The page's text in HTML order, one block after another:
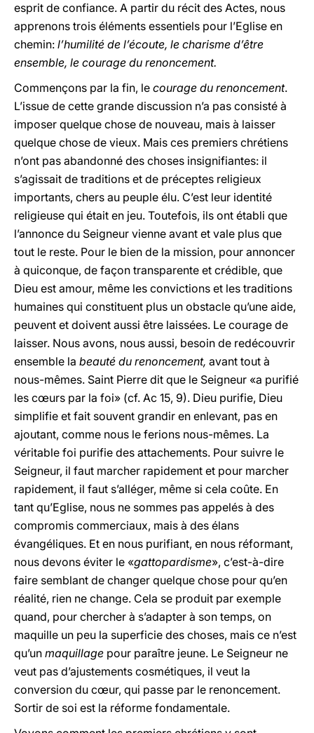
esprit de confiance. A partir du récit des Actes, nous
apprenons trois éléments essentiels pour l’Eglise en
chemin: l’humilité de l’écoute, le charisme d’être
ensemble, le courage du renoncement.
Commençons par la fin, le courage du renoncement.
L’issue de cette grande discussion n’a pas consisté à
imposer quelque chose de nouveau, mais à laisser
quelque chose de vieux. Mais ces premiers chrétiens
n’ont pas abandonné des choses insignifiantes: il
s’agissait de traditions et de préceptes religieux
importants, chers au peuple élu. C’est leur identité
religieuse qui était en jeu. Toutefois, ils ont établi que
l’annonce du Seigneur vienne avant et vale plus que
tout le reste. Pour le bien de la mission, pour annoncer
à quiconque, de façon transparente et crédible, que
Dieu est amour, même les convictions et les traditions
humaines qui constituent plus un obstacle qu’une aide,
peuvent et doivent aussi être laissées. Le courage de
laisser. Nous avons, nous aussi, besoin de redécouvrir
ensemble la beauté du renoncement, avant tout à
nous-mêmes. Saint Pierre dit que le Seigneur «a purifié
les cœurs par la foi» (cf. Ac 15, 9). Dieu purifie, Dieu
simplifie et fait souvent grandir en enlevant, pas en
ajoutant, comme nous le ferions nous-mêmes. La
véritable foi purifie des attachements. Pour suivre le
Seigneur, il faut marcher rapidement et pour marcher
rapidement, il faut s’alléger, même si cela coûte. En
tant qu’Eglise, nous ne sommes pas appelés à des
compromis commerciaux, mais à des élans
évangéliques. Et en nous purifiant, en nous réformant,
nous devons éviter le «gattopardisme», c’est-à-dire
faire semblant de changer quelque chose pour qu’en
réalité, rien ne change. Cela se produit par exemple
quand, pour chercher à s’adapter à son temps, on
maquille un peu la superficie des choses, mais ce n’est
qu’un maquillage pour paraître jeune. Le Seigneur ne
veut pas d’ajustements cosmétiques, il veut la
conversion du cœur, qui passe par le renoncement.
Sortir de soi est la réforme fondamentale.